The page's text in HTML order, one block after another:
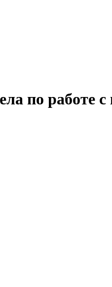
по работе